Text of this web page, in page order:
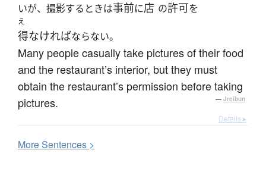
いが、撮影するときは事前に店 の許可を
え
得なければならない。
Many people casually take pictures of their food
and the restaurant’s interior, but they must
obtain the restaurant’s permission before taking
pictures.
— Jreibun
Details ▸
MoreSentences >